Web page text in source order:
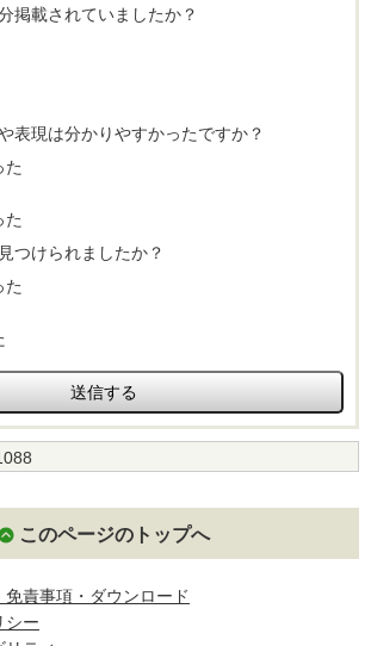
掲載されていましたか？
表現は分かりやすかったですか？
た
た
つけられましたか？
た
このページのトップへ
免責事項・ダウンロード
シー